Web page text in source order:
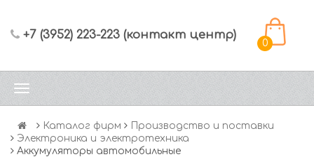
+7 (3952) 223-223 (контакт центр)
0
Каталог фирм
Производство и поставки
Электроника и электротехника
Аккумуляторы автомобильные